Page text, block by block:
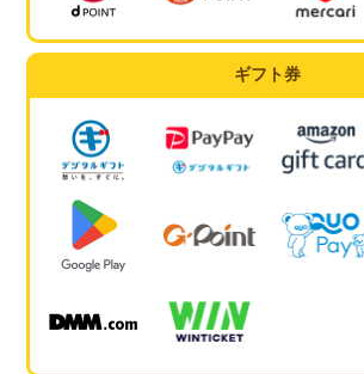
ギフト券